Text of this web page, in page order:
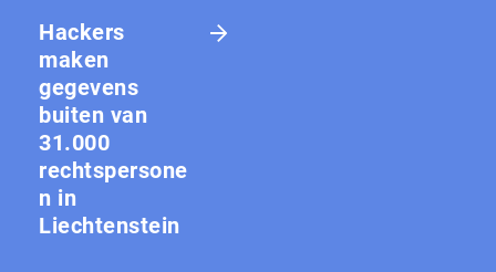
Hackers
maken
gegevens
buiten van
31.000
rechtspersone
n in
Liechtenstein